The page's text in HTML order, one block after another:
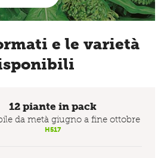
e le varietà
12 piante in pack
da metà giugno a fine ottobre
H517